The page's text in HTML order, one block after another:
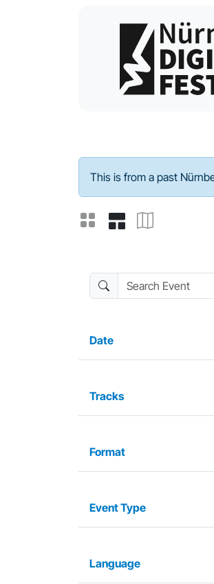
Program
This is from a past
Search Event
Date
Tracks
Format
Event Type
Language